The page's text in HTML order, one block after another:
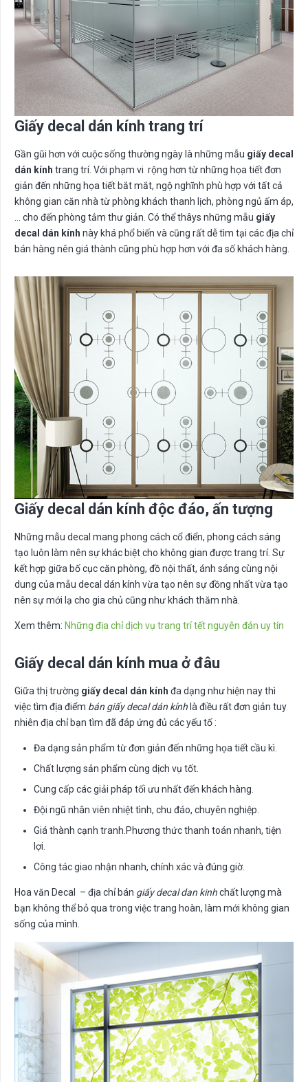
Giấy decal dán kính trang trí
Gần gũi hơn với cuộc sống thường ngày là những mẫu giấy decal
dán kính trang trí. Với phạm vi rộng hơn từ những họa tiết đơn
giản đến những họa tiết bắt mắt, ngộ nghĩnh phù hợp với tất cả
không gian căn nhà từ phòng khách thanh lịch, phòng ngủ ấm áp,
… cho đến phòng tắm thư giản. Có thể thâys những mẫu giấy
decal dán kính này khá phổ biến và cũng rất dễ tìm tại các địa chỉ
bán hàng nên giá thành cũng phù hợp hơn với đa số khách hàng.
Giấy decal dán kính độc đáo, ấn tượng
Những mẫu decal mang phong cách cổ điển, phong cách sáng
tạo luôn làm nên sự khác biệt cho không gian được trang trí. Sự
kết hợp giữa bố cục căn phòng, đồ nội thất, ánh sáng cùng nội
dung của mẫu decal dán kính vừa tạo nên sự đồng nhất vừa tạo
nên sự mới lạ cho gia chủ cũng như khách thăm nhà.
Xem thêm: Những địa chỉ dịch vụ trang trí tết nguyên đán uy tín
Giấy decal dán kính mua ở đâu
Giữa thị trường giấy decal dán kính đa dạng như hiện nay thì
việc tìm địa điểm bán giấy decal dán kính là điều rất đơn giản tuy
nhiên địa chỉ bạn tìm đã đáp ứng đủ các yếu tố :
Đa dạng sản phẩm từ đơn giản đến những họa tiết cầu kì.
Chất lượng sản phẩm cùng dịch vụ tốt.
Cung cấp các giải pháp tối ưu nhất đến khách hàng.
Đội ngũ nhân viên nhiệt tình, chu đáo, chuyên nghiệp.
Giá thành cạnh tranh.Phương thức thanh toán nhanh, tiện
lợi.
Công tác giao nhận nhanh, chính xác và đúng giờ.
Hoa văn Decal – địa chỉ bán giấy decal dan kinhchất lượng mà
bạn không thể bỏ qua trong việc trang hoàn, làm mới không gian
sống của mình.